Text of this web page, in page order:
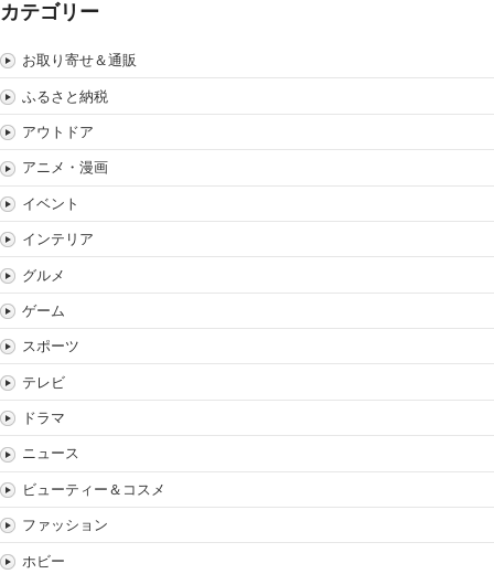
カテゴリー
お取り寄せ＆通販
ふるさと納税
アウトドア
アニメ・漫画
イベント
インテリア
グルメ
ゲーム
スポーツ
テレビ
ドラマ
ニュース
ビューティー＆コスメ
ファッション
ホビー